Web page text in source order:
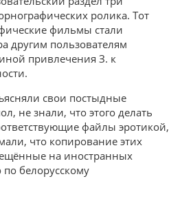
ролика. Тот
фильмы стали
другим пользователям
привлечения З. к
свои постыдные
не знали, что этого делать
файлы эротикой,
что копирование этих
на иностранных
по белорусскому